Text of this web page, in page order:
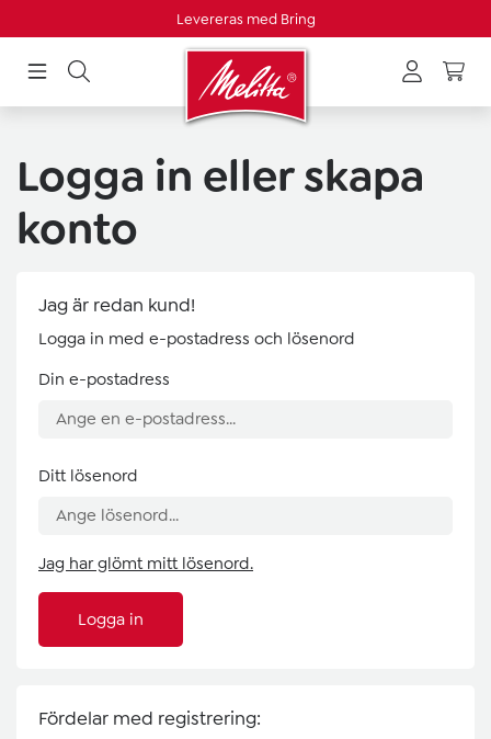
Levereras med Bring
Logga in eller skapa
konto
Jag är redan kund!
Logga in med e-postadress och lösenord
Din e-postadress
Ditt lösenord
Jag har glömt mitt lösenord.
Logga in
Fördelar med registrering: